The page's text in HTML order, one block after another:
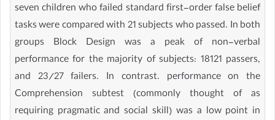
seven children who failed standard first-order false belief
tasks were compared with 21 subjects who passed. In both
groups Block Design was a peak of non-verbal
performance for the majority of subjects: 18121 passers,
and 23/27 failers. In contrast. performance on the
Comprehension subtest (commonly thought of as
requiring pragmatic and social skill) was a low point in